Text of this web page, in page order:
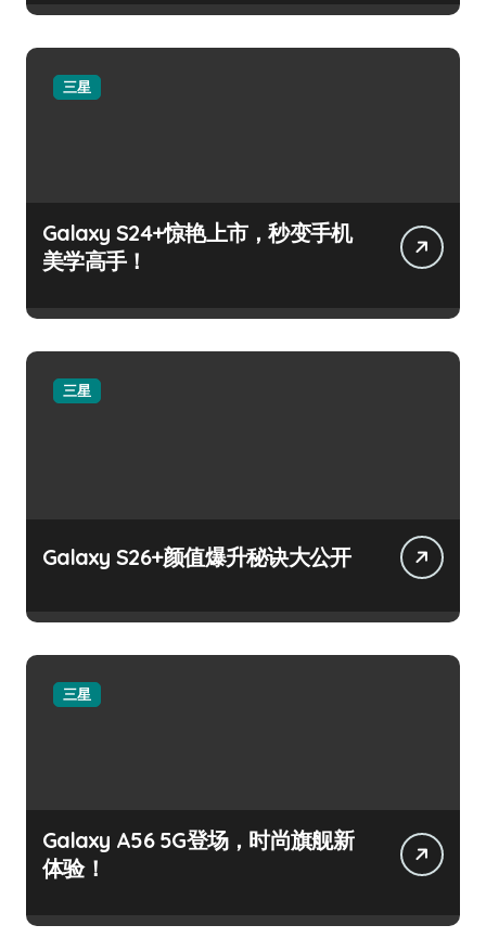
三星
Galaxy S24+惊艳上市，秒变手机
美学高手！
三星
Galaxy S26+颜值爆升秘诀大公开
三星
Galaxy A56 5G登场，时尚旗舰新
体验！